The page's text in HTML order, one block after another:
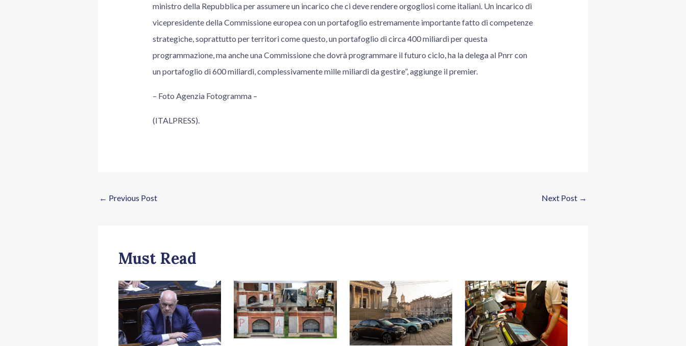
ministro della Repubblica per assumere un incarico che ci deve rendere orgogliosi come italiani. Un incarico di
vicepresidente della Commissione europea con un portafoglio estremamente importante fatto di competenze
strategiche, soprattutto per territori come questo, un portafoglio di circa 400 miliardi per questa
programmazione, ma anche una Commissione che dovrà programmare il futuro ciclo, ha la delega al Pnrr con
un portafoglio di 600 miliardi, complessivamente mille miliardi da gestire”, aggiunge il premier.
– Foto Agenzia Fotogramma –
(ITALPRESS).
← Previous Post Next Post →
Must Read